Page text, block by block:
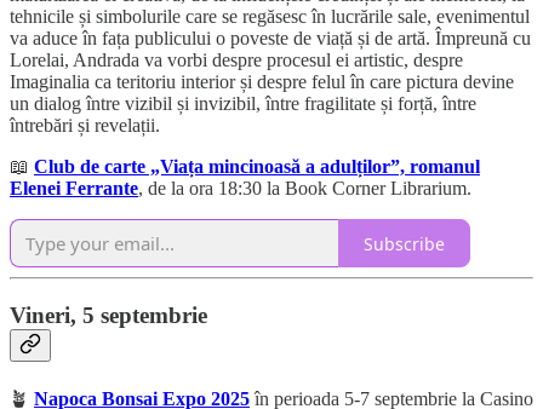
tehnicile și simbolurile care se regăsesc în lucrările sale, evenimentul
va aduce în fața publicului o poveste de viață și de artă. Împreună cu
Lorelai, Andrada va vorbi despre procesul ei artistic, despre
Imaginalia ca teritoriu interior și despre felul în care pictura devine
un dialog între vizibil și invizibil, între fragilitate și forță, între
întrebări și revelații.
📖 Club de carte „Viața mincinoasă a adulților”, romanul
Elenei Ferrante, de la ora 18:30 la Book Corner Librarium.
Subscribe
Vineri, 5 septembrie
🪴 Napoca Bonsai Expo 2025în perioada 5-7 septembrie la Casino